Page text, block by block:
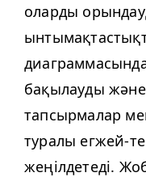
оларды
бақылауды
тапсырмалар
туралы егжей-
жеңілдетеді.